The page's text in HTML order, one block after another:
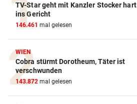
TV-Star geht mit Kanzler Stocker hart
ins Gericht
146.461 mal gelesen
WIEN
Cobra stürmt Dorotheum, Täter ist
verschwunden
143.872 mal gelesen